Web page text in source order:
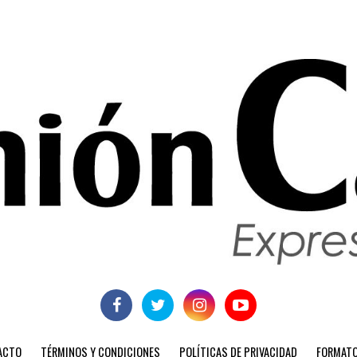
TÉRMINOS Y CONDICIONES POLÍTICAS DE PRIVACIDAD